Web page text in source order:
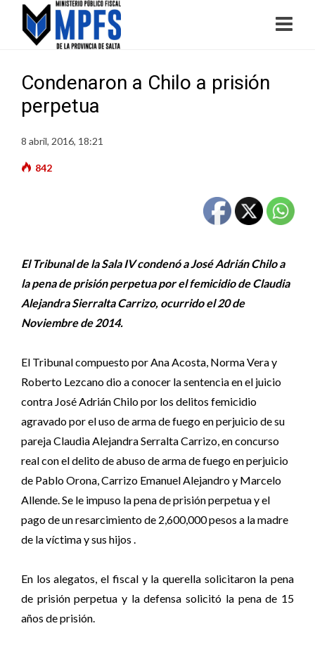
Condenaron a Chilo a prisión
perpetua
8 abril, 2016, 18:21
842
El Tribunal de la Sala IV condenó a José Adrián Chilo a
la pena de prisión perpetua por el femicidio de Claudia
Alejandra Sierralta Carrizo, ocurrido el 20 de
Noviembre de 2014.
El Tribunal compuesto por Ana Acosta, Norma Vera y
Roberto Lezcano dio a conocer la sentencia en el juicio
contra José Adrián Chilo por los delitos femicidio
agravado por el uso de arma de fuego en perjuicio de su
pareja Claudia Alejandra Serralta Carrizo, en concurso
real con el delito de abuso de arma de fuego en perjuicio
de Pablo Orona, Carrizo Emanuel Alejandro y Marcelo
Allende. Se le impuso la pena de prisión perpetua y el
pago de un resarcimiento de 2,600,000 pesos a la madre
de la víctima y sus hijos .
En los alegatos, el fiscal y la querella solicitaron la pena
de prisión perpetua y la defensa solicitó la pena de 15
años de prisión.